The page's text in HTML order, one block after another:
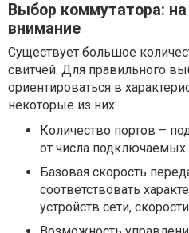
Выбор коммутатора:
внимание
Существует большое
свитчей. Для правильного
ориентироваться в
некоторые из них:
Количество портов –
от числа подключаемых
Базовая скорость
соответствовать
устройств сети,